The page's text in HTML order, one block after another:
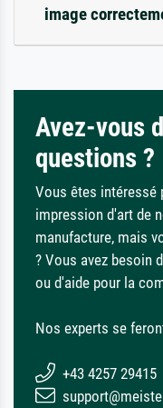
image
Avez-vous
questions ?
Vous êtes intéressé
impression d'art de
manufacture, mais
? Vous avez besoin
ou d'aide pour la
Nos experts se
+43 4257 29415